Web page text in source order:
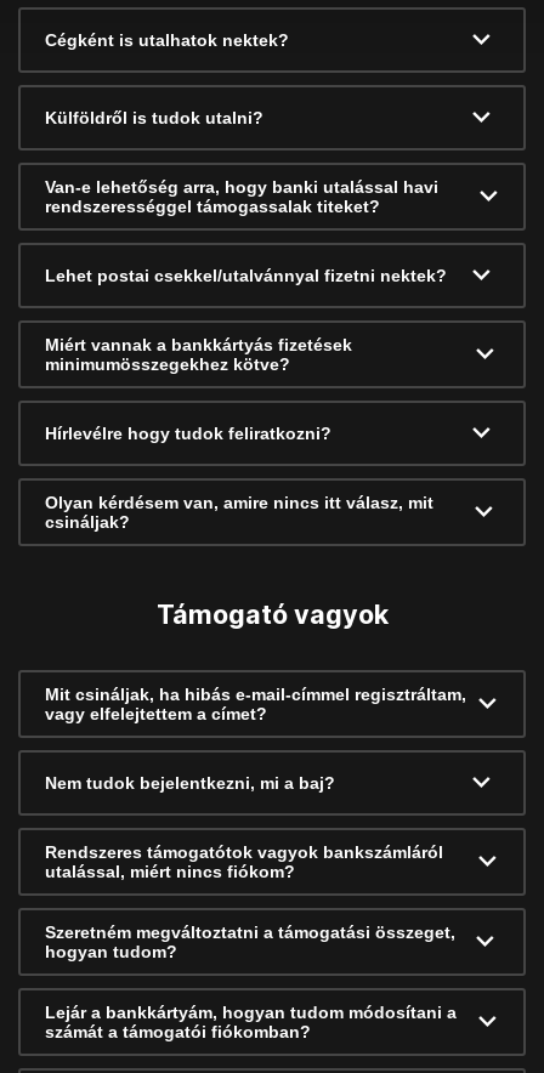
Cégként is utalhatok nektek?
Külföldről is tudok utalni?
Van-e lehetőség arra, hogy banki utalással havi
rendszerességgel támogassalak titeket?
Lehet postai csekkel/utalvánnyal fizetni nektek?
Miért vannak a bankkártyás fizetések
minimumösszegekhez kötve?
Hírlevélre hogy tudok feliratkozni?
Olyan kérdésem van, amire nincs itt válasz, mit
csináljak?
Támogató vagyok
Mit csináljak, ha hibás e-mail-címmel regisztráltam,
vagy elfelejtettem a címet?
Nem tudok bejelentkezni, mi a baj?
Rendszeres támogatótok vagyok bankszámláról
utalással, miért nincs fiókom?
Szeretném megváltoztatni a támogatási összeget,
hogyan tudom?
Lejár a bankkártyám, hogyan tudom módosítani a
számát a támogatói fiókomban?